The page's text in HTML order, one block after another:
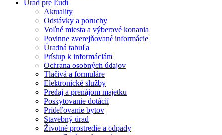
Úrad pre Ľudí
Aktuality
Odstávky a poruchy
Voľné miesta a výberové konania
Povinne zverejňované informácie
Úradná tabuľa
Prístup k informáciám
Ochrana osobných údajov
Tlačivá a formuláre
Elektronické služby
Predaj a prenájom majetku
Poskytovanie dotácií
Prideľovanie bytov
Stavebný úrad
Životné prostredie a odpady